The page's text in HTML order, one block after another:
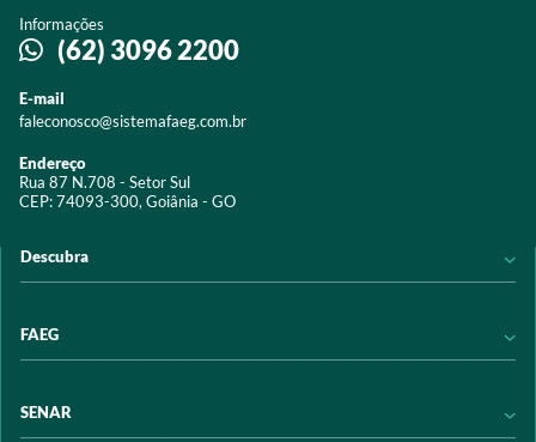
Informações
(62) 3096 2200
E-mail
faleconosco@sistemafaeg.com.br
Endereço
Rua 87 N.708 - Setor Sul
CEP: 74093-300, Goiânia - GO
Descubra
Acervo digital
Programas e Serviços
FAEG
Transparência
SENAR